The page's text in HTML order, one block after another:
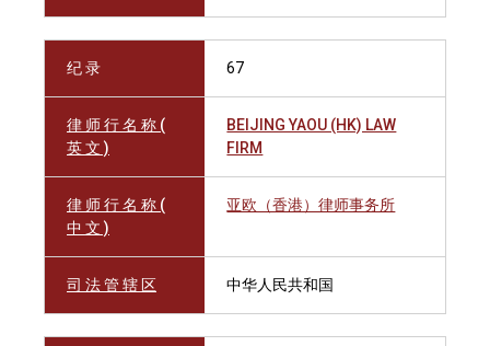
纪 录 67
律 师 行 名 称 (
英 文 )
BEIJING YAOU (HK) LAW
FIRM
律 师 行 名 称 (
中 文 )
亚欧（香港）律师事务所
司 法 管 辖 区 中华人民共和国